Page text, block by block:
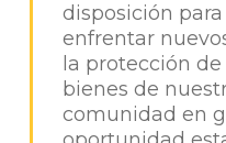
disposición
enfrentar
la protección
bienes de
comunidad en